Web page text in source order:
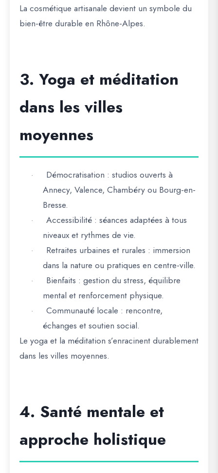
La cosmétique artisanale devient un symbole du
bien-être durable en Rhône-Alpes.
3. Yoga et méditation
dans les villes
moyennes
· Démocratisation : studios ouverts à
Annecy, Valence, Chambéry ou Bourg-en-
Bresse.
· Accessibilité : séances adaptées à tous
niveaux et rythmes de vie.
· Retraites urbaines et rurales : immersion
dans la nature ou pratiques en centre-ville.
· Bienfaits : gestion du stress, équilibre
mental et renforcement physique.
· Communauté locale : rencontre,
échanges et soutien social.
Le yoga et la méditation s’enracinent durablement
dans les villes moyennes.
4. Santé mentale et
approche holistique